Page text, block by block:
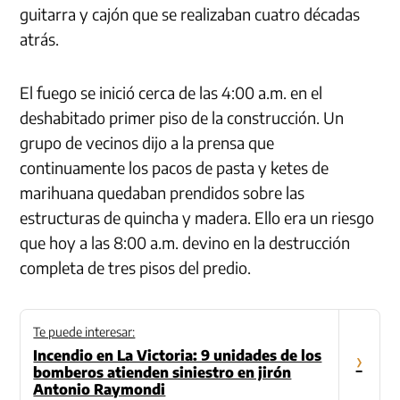
guitarra y cajón que se realizaban cuatro décadas
atrás.
El fuego se inició cerca de las 4:00 a.m. en el
deshabitado primer piso de la construcción. Un
grupo de vecinos dijo a la prensa que
continuamente los pacos de pasta y ketes de
marihuana quedaban prendidos sobre las
estructuras de quincha y madera. Ello era un riesgo
que hoy a las 8:00 a.m. devino en la destrucción
completa de tres pisos del predio.
Te puede interesar:
Incendio en La Victoria: 9 unidades de los
bomberos atienden siniestro en jirón
Antonio Raymondi
›